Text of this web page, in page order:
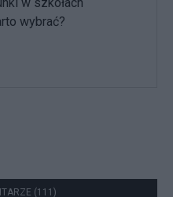
wybrać?
(111)